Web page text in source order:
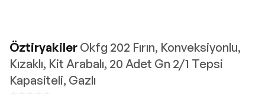
Öztiryakiler Okfg 202 Fırın, Konveksiyonlu,
Kızaklı, Kit Arabalı, 20 Adet Gn 2/1 Tepsi
Kapasiteli, Gazlı